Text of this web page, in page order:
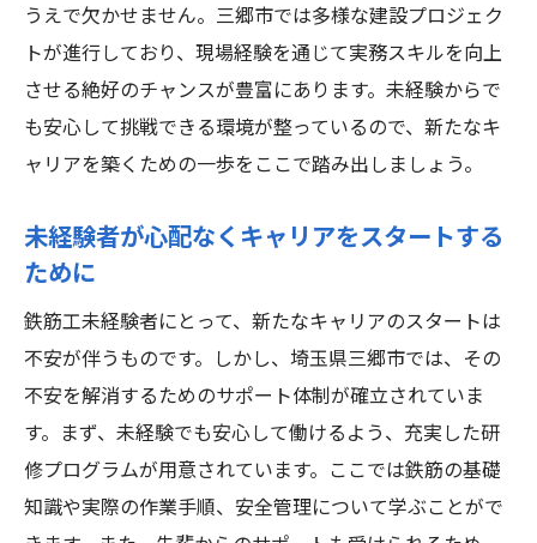
うえで欠かせません。三郷市では多様な建設プロジェク
トが進行しており、現場経験を通じて実務スキルを向上
させる絶好のチャンスが豊富にあります。未経験からで
も安心して挑戦できる環境が整っているので、新たなキ
ャリアを築くための一歩をここで踏み出しましょう。
未経験者が心配なくキャリアをスタートする
ために
鉄筋工未経験者にとって、新たなキャリアのスタートは
不安が伴うものです。しかし、埼玉県三郷市では、その
不安を解消するためのサポート体制が確立されていま
す。まず、未経験でも安心して働けるよう、充実した研
修プログラムが用意されています。ここでは鉄筋の基礎
知識や実際の作業手順、安全管理について学ぶことがで